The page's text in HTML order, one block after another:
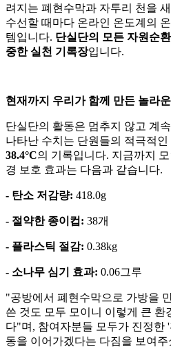
려지는 폐현수막과 자투리 천을
수선할 때마다 온라인 온도계의
템입니다. 단실단의 모든 자원순
중한 실천 기록장입니다.
현재까지 우리가 함께 만든 놀라
단실단의 활동은 멈추지 않고 계
나타난 수치는 단원들의 적극적
38.4°C의 기록입니다. 지금까지
경 보호 효과는 다음과 같습니다.
- 탄소 저감량: 418.0g
- 절약한 종이컵: 38개
- 플라스틱 절감: 0.38kg
- 소나무 심기 효과: 0.06그루
"공방에서 폐현수막으로 가방을
쓴 것도 모두 모이니 이렇게 큰 환
다"며, 참여자분들 모두가 진정한
동을 이어가겠다는 다짐을 보여주